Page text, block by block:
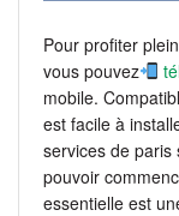
Pour profiter
vous pouvez
mobile.
est facile à
services de paris
pouvoir
essentielle est